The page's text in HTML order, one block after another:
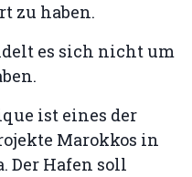
zu haben.
es sich nicht um
ist eines der
Marokkos in
Der Hafen soll